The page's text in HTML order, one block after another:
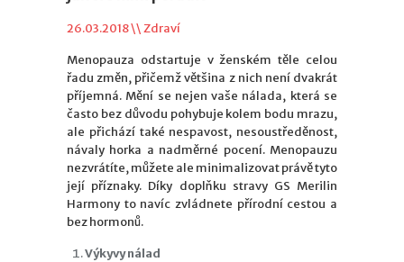
26.03.2018 \\Zdraví
Menopauza odstartuje v ženském těle celou
řadu změn, přičemž většina z nich není dvakrát
příjemná. Mění se nejen vaše nálada, která se
často bez důvodu pohybuje kolem bodu mrazu,
ale přichází také nespavost, nesoustředěnost,
návaly horka a nadměrné pocení. Menopauzu
nezvrátíte, můžete ale minimalizovat právě tyto
její příznaky. Díky doplňku stravy GS Merilin
Harmony to navíc zvládnete přírodní cestou a
bez hormonů.
Výkyvy nálad